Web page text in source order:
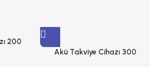
200
Akü Takviye Cihazı 300